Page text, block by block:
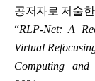
공저자로 저술
“RLP-Net: A
Virtual
Computing and